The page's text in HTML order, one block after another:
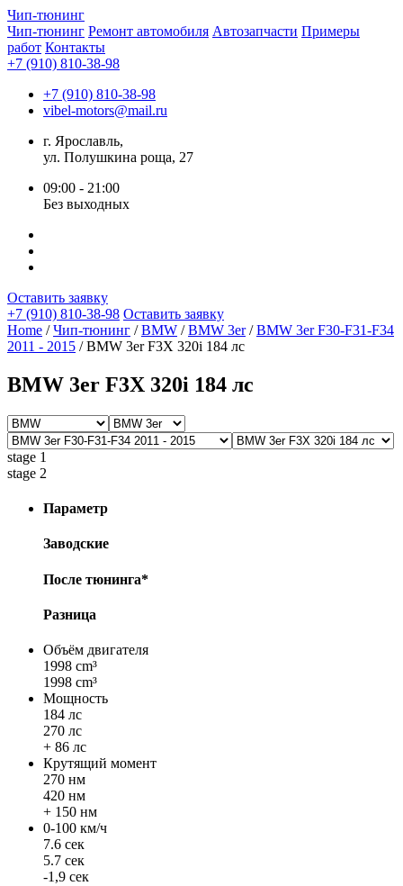
Чип-тюнинг
Чип-тюнинг Ремонт автомобиля Автозапчасти Примеры
работ Контакты
+7 (910) 810-38-98
+7 (910) 810-38-98
vibel-motors@mail.ru
г. Ярославль,
ул. Полушкина роща, 27
09:00 - 21:00
Без выходных
Оставить заявку
+7 (910) 810-38-98 Оставить заявку
Home /Чип-тюнинг /BMW /BMW 3er/BMW 3er F30-F31-F34
2011 - 2015 / BMW 3er F3X 320i 184 лс
BMW 3er F3X 320i 184 лс
stage 1
stage 2
Параметр
Заводские
После тюнинга*
Разница
Объём двигателя
1998 cm³
1998 cm³
Мощность
184 лс
270 лс
+ 86 лс
Крутящий момент
270 нм
420 нм
+ 150 нм
0-100 км/ч
7.6 сек
5.7 сек
-1,9 сек